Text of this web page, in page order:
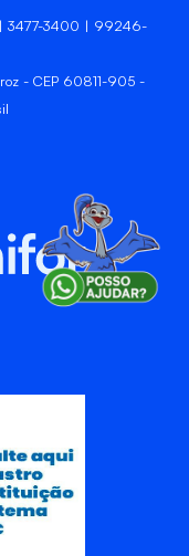
| 3477-3400 | 99246-
- CEP 60811-905 -